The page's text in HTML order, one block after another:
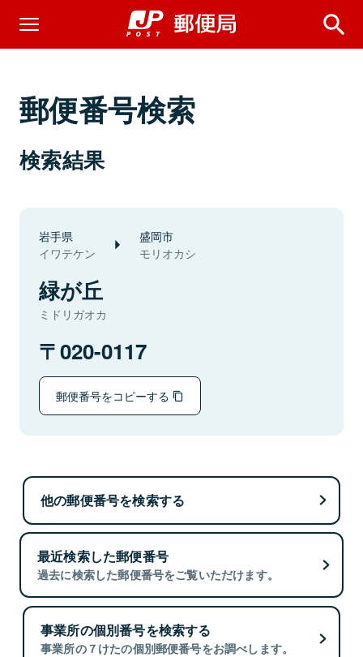
郵便番号検索
検索結果
岩手県
イワテケン
盛岡市
モリオカシ
緑が丘
ミドリガオカ
020-0117
郵便番号をコピーする
他の郵便番号を検索する
最近検索した郵便番号
過去に検索した郵便番号をご覧いただけます。
事業所の個別番号を検索する
事業所の７けたの個別郵便番号をお調べします。